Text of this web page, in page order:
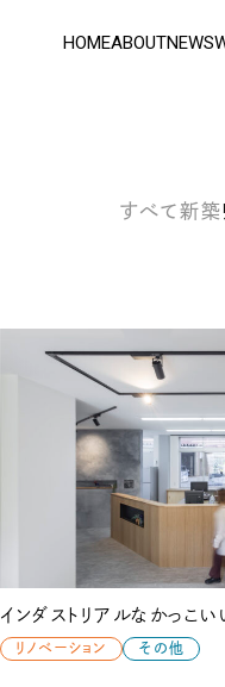
HOMEABOUTNEWS
すべて新築
インダストリアルなかっこい
リノベーション その他